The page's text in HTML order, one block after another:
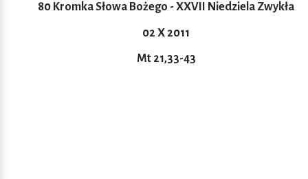
80 Kromka Słowa Bożego - XXVII Niedziela Zwykła
02 X 2011
Mt 21,33-43